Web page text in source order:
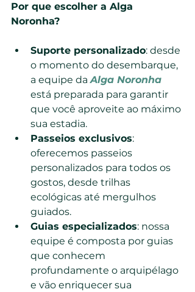
Por que escolher a Alga
Noronha?
Suporte personalizado: desde
o momento do desembarque,
a equipe da Alga Noronha
está preparada para garantir
que você aproveite ao máximo
sua estadia.
Passeios exclusivos:
oferecemos passeios
personalizados para todos os
gostos, desde trilhas
ecológicas até mergulhos
guiados.
Guias especializados: nossa
equipe é composta por guias
que conhecem
profundamente o arquipélago
e vão enriquecer sua